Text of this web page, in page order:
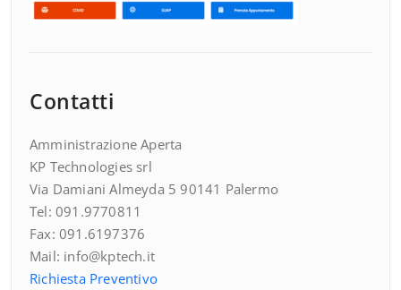
Contatti
Amministrazione Aperta
KP Technologies srl
Via Damiani Almeyda 5 90141 Palermo
Tel: 091.9770811
Fax: 091.6197376
Mail: info@kptech.it
Richiesta Preventivo